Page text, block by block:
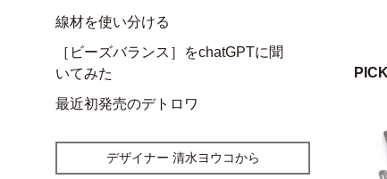
線材を使い分ける
［ビーズバランス］をchatGPTに聞
いてみた
最近初発売のデトロワ
デザイナー 清水ヨウコから